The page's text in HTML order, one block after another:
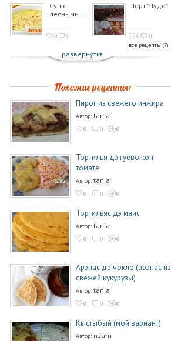
Суп с
лесными …
0 0
Торт "Чудо"
0 0
все рецепты (7)
развернуть
Похожие рецепты:
Пирог из свежего инжира
Автор: tania
0 0 0
Тортилья дэ гуево кон
томате
Автор: tania
0 0 0
Тортильяс дэ маис
Автор: tania
0 0 0
Арэпас де чокло (арэпас из
свежей кукурузы)
Автор: tania
0 0 0
Кыстыбый (мой вариант)
Автор: nzam